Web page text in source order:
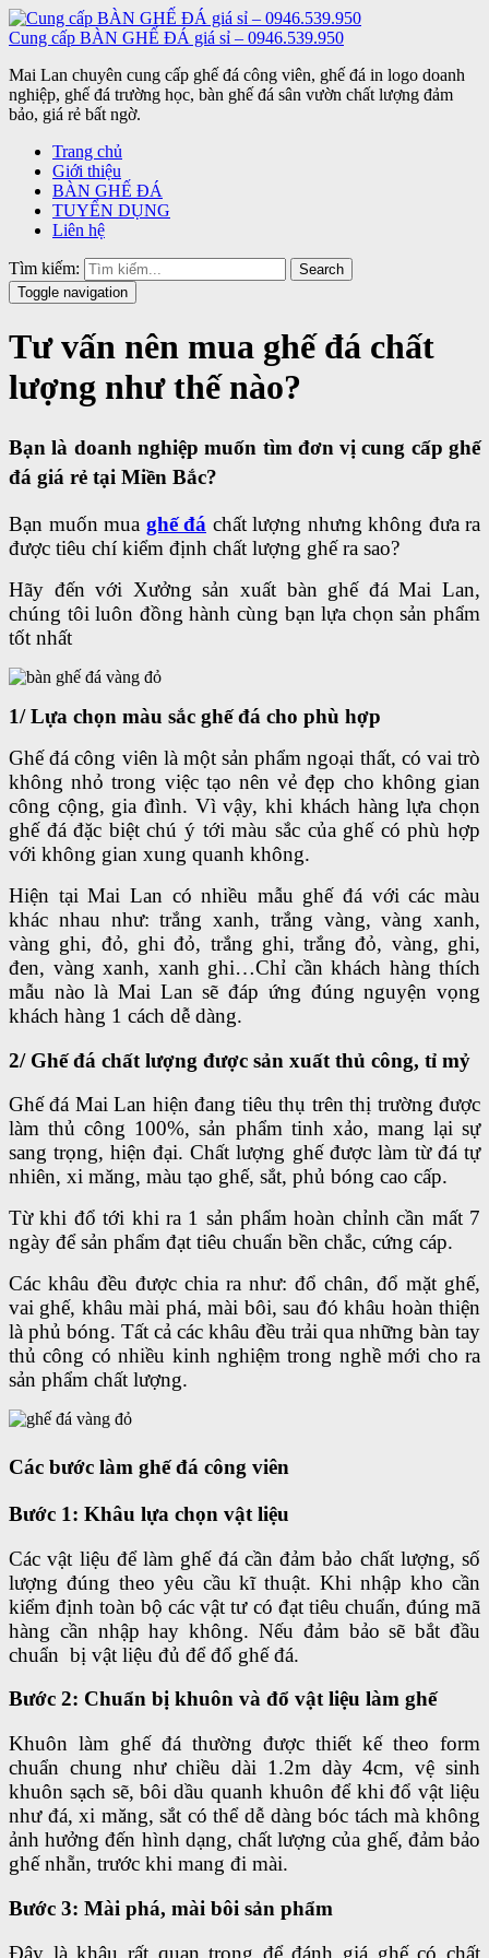
Cung cấp BÀN GHẾ ĐÁ giá sỉ – 0946.539.950
Mai Lan chuyên cung cấp ghế đá công viên, ghế đá in logo doanh
nghiệp, ghế đá trường học, bàn ghế đá sân vườn chất lượng đảm
bảo, giá rẻ bất ngờ.
Trang chủ
Giới thiệu
BÀN GHẾ ĐÁ
TUYỂN DỤNG
Liên hệ
Tìm kiếm:
Search
Toggle navigation
Tư vấn nên mua ghế đá chất
lượng như thế nào?
Bạn là doanh nghiệp muốn tìm đơn vị cung cấp ghế
đá giá rẻ tại Miền Bắc?
Bạn muốn mua ghế đá chất lượng nhưng không đưa ra
được tiêu chí kiểm định chất lượng ghế ra sao?
Hãy đến với Xưởng sản xuất bàn ghế đá Mai Lan,
chúng tôi luôn đồng hành cùng bạn lựa chọn sản phẩm
tốt nhất
1/ Lựa chọn màu sắc ghế đá cho phù hợp
Ghế đá công viên là một sản phẩm ngoại thất, có vai trò
không nhỏ trong việc tạo nên vẻ đẹp cho không gian
công cộng, gia đình. Vì vậy, khi khách hàng lựa chọn
ghế đá đặc biệt chú ý tới màu sắc của ghế có phù hợp
với không gian xung quanh không.
Hiện tại Mai Lan có nhiều mẫu ghế đá với các màu
khác nhau như: trắng xanh, trắng vàng, vàng xanh,
vàng ghi, đỏ, ghi đỏ, trắng ghi, trắng đỏ, vàng, ghi,
đen, vàng xanh, xanh ghi…Chỉ cần khách hàng thích
mẫu nào là Mai Lan sẽ đáp ứng đúng nguyện vọng
khách hàng 1 cách dễ dàng.
2/ Ghế đá chất lượng được sản xuất thủ công, tỉ mỷ
Ghế đá Mai Lan hiện đang tiêu thụ trên thị trường được
làm thủ công 100%, sản phẩm tinh xảo, mang lại sự
sang trọng, hiện đại. Chất lượng ghế được làm từ đá tự
nhiên, xi măng, màu tạo ghế, sắt, phủ bóng cao cấp.
Từ khi đổ tới khi ra 1 sản phẩm hoàn chỉnh cần mất 7
ngày để sản phẩm đạt tiêu chuẩn bền chắc, cứng cáp.
Các khâu đều được chia ra như: đổ chân, đổ mặt ghế,
vai ghế, khâu mài phá, mài bôi, sau đó khâu hoàn thiện
là phủ bóng. Tất cả các khâu đều trải qua những bàn tay
thủ công có nhiều kinh nghiệm trong nghề mới cho ra
sản phẩm chất lượng.
Các bước làm ghế đá công viên
Bước 1: Khâu lựa chọn vật liệu
Các vật liệu để làm ghế đá cần đảm bảo chất lượng, số
lượng đúng theo yêu cầu kĩ thuật. Khi nhập kho cần
kiểm định toàn bộ các vật tư có đạt tiêu chuẩn, đúng mã
hàng cần nhập hay không. Nếu đảm bảo sẽ bắt đầu
chuẩn bị vật liệu đủ để đổ ghế đá.
Bước 2: Chuẩn bị khuôn và đổ vật liệu làm ghế
Khuôn làm ghế đá thường được thiết kế theo form
chuẩn chung như chiều dài 1.2m dày 4cm, vệ sinh
khuôn sạch sẽ, bôi dầu quanh khuôn để khi đổ vật liệu
như đá, xi măng, sắt có thể dễ dàng bóc tách mà không
ảnh hưởng đến hình dạng, chất lượng của ghế, đảm bảo
ghế nhẵn, trước khi mang đi mài.
Bước 3: Mài phá, mài bôi sản phẩm
Đây là khâu rất quan trọng để đánh giá ghế có chất